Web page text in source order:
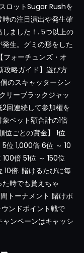
ロットSugar Rushを
の注目演出や発生確
ました！. 5つ以上の
生。グミの形をした
フォーチュンズ・オ
略ガイド】遊び方
のスキャッターシン
リーブラックジャッ
回連続して参加権を
ベット額合計の1倍
位ごとの賞金】 1位
位 1,000倍 6位 ～ 10
倍 51位 ～ 150位
倍. 賭けるたびに毎
時でも貰えちゃ
トーナメント 賭けポ
ンドポイント戦で
ンペーンはキャッシ